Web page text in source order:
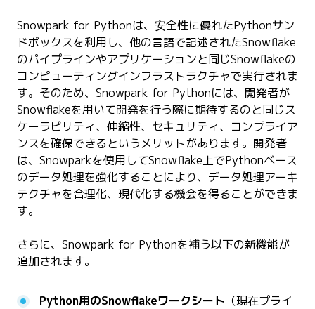
Snowpark for Pythonは、安全性に優れたPythonサン
ドボックスを利用し、他の言語で記述されたSnowflake
のパイプラインやアプリケーションと同じSnowflakeの
コンピューティングインフラストラクチャで実行されま
す。そのため、Snowpark for Pythonには、開発者が
Snowflakeを用いて開発を行う際に期待するのと同じス
ケーラビリティ、伸縮性、セキュリティ、コンプライア
ンスを確保できるというメリットがあります。開発者
は、Snowparkを使用してSnowflake上でPythonベース
のデータ処理を強化することにより、データ処理アーキ
テクチャを合理化、現代化する機会を得ることができま
す。
さらに、Snowpark for Pythonを補う以下の新機能が
追加されます。
Python用のSnowflakeワークシート （現在プライ